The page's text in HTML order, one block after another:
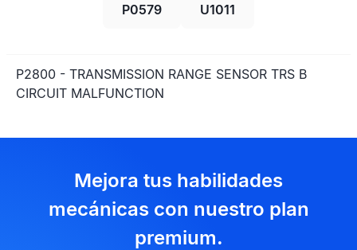
P0579 U1011
P2800 - TRANSMISSION RANGE SENSOR TRS B
CIRCUIT MALFUNCTION
Mejora tus habilidades
mecánicas con nuestro plan
premium.